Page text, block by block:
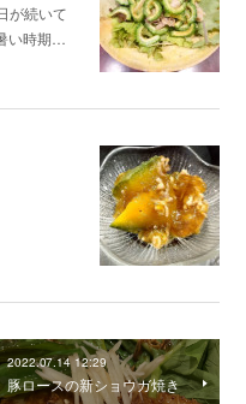
が続いて
い時期…
2022.07.14 12:29
豚ロースの新ショウガ焼き